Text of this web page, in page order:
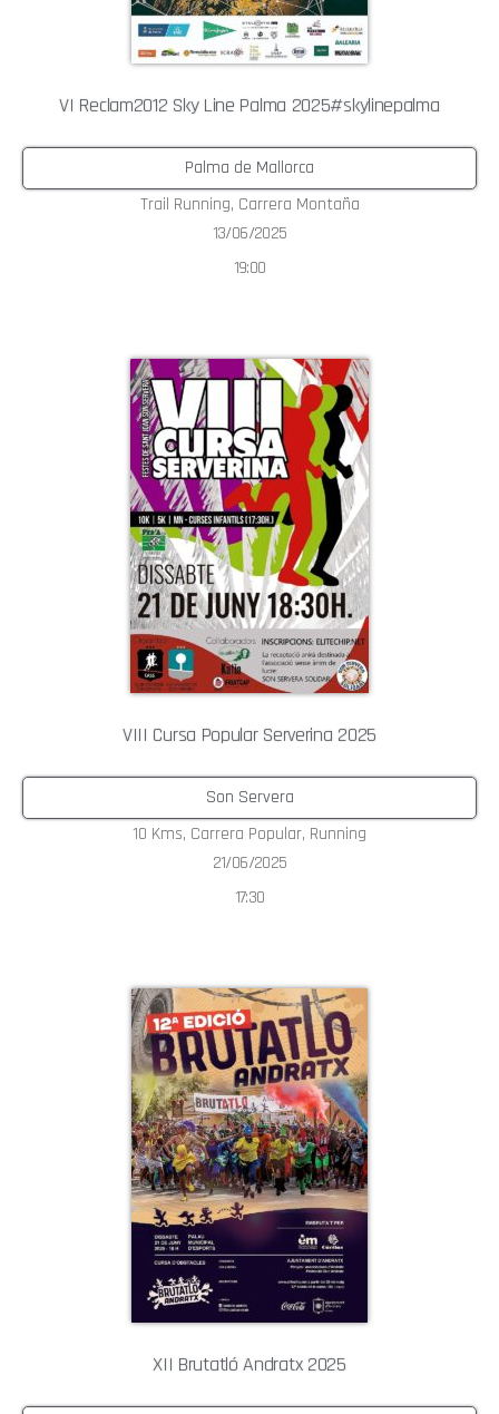
VI Reclam2012 Sky Line Palma 2025#skylinepalma
Palma de Mallorca
Trail Running, Carrera Montaña
13/06/2025
19:00
VIII Cursa Popular Serverina 2025
Son Servera
10 Kms, Carrera Popular, Running
21/06/2025
17:30
XII Brutatló Andratx 2025